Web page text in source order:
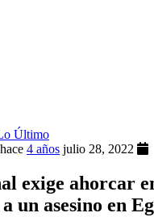
Último
hace 4 años julio 28, 2022
exige ahorcar
un asesino en